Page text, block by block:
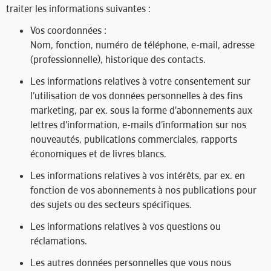
traiter les informations suivantes :
Vos coordonnées :
Nom, fonction, numéro de téléphone, e-mail, adresse
(professionnelle), historique des contacts.
Les informations relatives à votre consentement sur
l’utilisation de vos données personnelles à des fins
marketing, par ex. sous la forme d'abonnements aux
lettres d'information, e-mails d’information sur nos
nouveautés, publications commerciales, rapports
économiques et de livres blancs.
Les informations relatives à vos intérêts, par ex. en
fonction de vos abonnements à nos publications pour
des sujets ou des secteurs spécifiques.
Les informations relatives à vos questions ou
réclamations.
Les autres données personnelles que vous nous